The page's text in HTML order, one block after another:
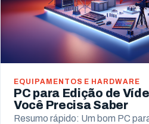
EQUIPAMENTOS E HARDWARE
PC para Edição de
Você Precisa Saber
Resumo rápido: Um bom PC